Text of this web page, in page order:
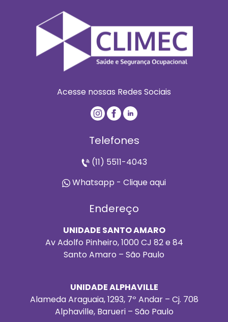
Acesse nossas Redes Sociais
Telefones
(11) 5511-4043
Whatsapp - Clique aqui
Endereço
UNIDADE SANTO AMARO
Av Adolfo Pinheiro, 1000 CJ 82 e 84
Santo Amaro – São Paulo
UNIDADE ALPHAVILLE
Alameda Araguaia, 1293, 7º Andar – Cj. 708
Alphaville, Barueri – São Paulo